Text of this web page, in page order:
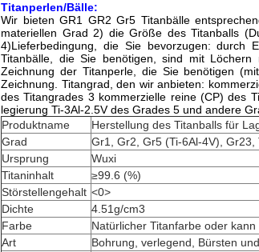
Titanperlen/Bälle:
Wir bieten GR1 GR2 Gr5 Titanbälle
materiellen Grad 2) die Größe des Titanballs
4)Lieferbedingung, die Sie bevorzugen: durch
Titanbälle, die Sie benötigen, sind mit
Zeichnung der Titanperle, die Sie benötigen
Zeichnung. Titangrad, den wir anbieten:
des Titangrades 3 kommerzielle reine (CP) des
legierung Ti-3Al-2.5V des Grades 5 und andere
Produktname
Herstellung des Titanballs für
Grad
Gr1, Gr2, Gr5 (Ti-6Al-4V), Gr23,
Ursprung
Wuxi
Titaninhalt
≥99.6 (%)
Störstellengehalt <0>
Dichte
4.51g/cm3
Farbe
Natürlicher Titanfarbe oder
Art
Bohrung, verlegend, Bürsten